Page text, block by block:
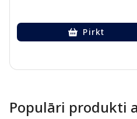
Pirkt
Populāri produkti